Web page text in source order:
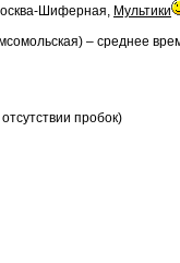
Шиферная, Мультики
– среднее
пробок)